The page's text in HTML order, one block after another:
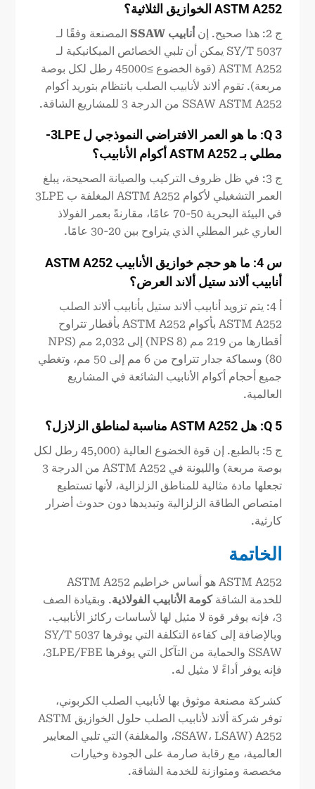
ASTM A252 الخوازيق الثلاثية؟
ج 2: هذا صحيح. إن أنابيب SSAW
المصنعة وفقًا لـ
SY/T 5037 يمكن أن تلبي الخصائص الميكانيكية لـ
ASTM A252 (قوة الخضوع ≥45000 رطل لكل بوصة
مربعة). تقوم ألاند لأنابيب الصلب بانتظام بتوريد أكوام
SSAW ASTM A252 من الدرجة 3 للمشاريع الشاقة.
Q3
: ما هو العمر الافتراضي النموذجي ل3LPE
-
مطلي بـ ASTMA252 أكوام الأنابيب؟
ج 3: في ظل ظروف التركيب والصيانة الصحيحة، يبلغ
العمر التشغيلي لأكوام ASTM A252 المغلفة ب 3LPE
في البيئة البحرية 50-70 عامًا، مقارنةً بعمر الفولاذ
العاري غير المطلي الذي يتراوح بين 20-30 عامًا.
س 4: ما هو حجم خوازيق الأنابيب ASTM A252
أنابيب ألاند ستيل ألاند العرض؟
أ 4: يتم تزويد أنابيب ألاند ستيل بأنابيب ألاند الصلب
ASTM A252 بأكوام ASTM A252 بأقطار تتراوح
أقطارها من 219 مم (NPS 8) إلى 2,032 مم (NPS
80) وسماكة جدار تتراوح من 6 مم إلى 50 مم، وتغطي
جميع أحجام أكوام الأنابيب الشائعة في المشاريع
العالمية.
Q 5 : هل ASTMA252 مناسبة لمناطق الزلازل؟
ج 5: بالطبع. إن قوة الخضوع العالية (45,000 رطل لكل
بوصة مربعة) والليونة في ASTM A252 من الدرجة 3
تجعلها مادة مثالية للمناطق الزلزالية، لأنها تستطيع
امتصاص الطاقة الزلزالية وتبديدها دون حدوث أضرار
كارثية.
الخاتمة
ASTM A252 هو أساس خراطيم ASTM A252
للخدمة الشاقةكومة الأنابيب الفولاذية. وبقيادة الصف
3، فإنه يوفر قوة لا مثيل لها لأساسات ركائز الأنابيب.
وبالإضافة إلى كفاءة التكلفة التي يوفرها SY/T 5037
SSAW والحماية من التآكل التي يوفرها 3LPE/FBE،
فإنه يوفر أداءً لا مثيل له.
كشركة مصنعة موثوق بها لأنابيب الصلب الكربوني،
توفر شركة ألاند لأنابيب الصلب حلول الخوازيق ASTM
A252 (SSAW، LSAW، والمغلفة) التي تلبي المعايير
العالمية، مع رقابة صارمة على الجودة وخيارات
مخصصة ومتوازنة للخدمة الشاقة.